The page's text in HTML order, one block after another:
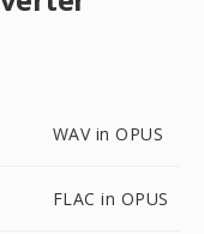
WAV in OPUS
FLAC in OPUS